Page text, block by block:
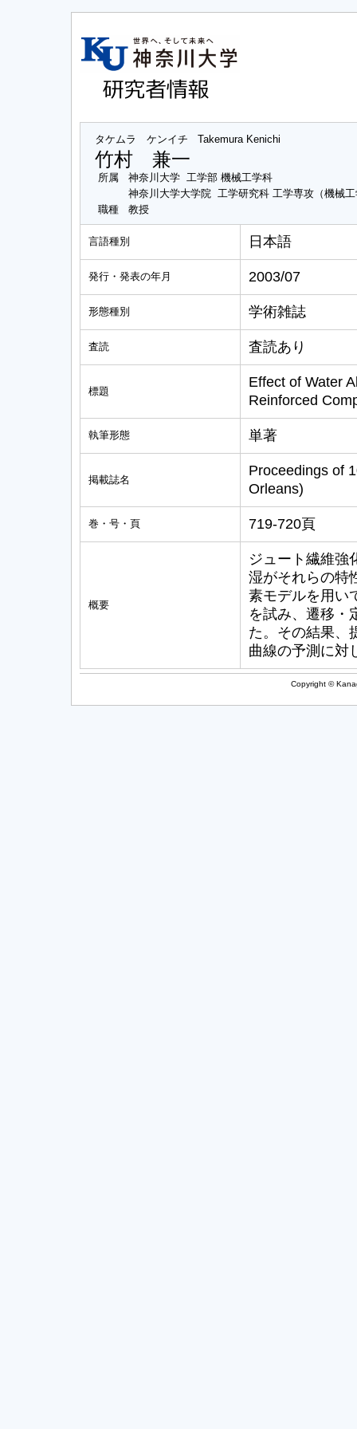
タケムラ ケンイチ Takemura Kenichi
竹村 兼一
所属
神奈川大学 工学部 機械工学科
神奈川大学大学院 工学研究科 工学専攻（機械
職種
教授
言語種別 日本語
発行・発表の年月 2003/07
形態種別 学術雑誌
査読 査読あり
標題
Effect of Water
Reinforced
執筆形態 単著
掲載誌名
Proceedings of
Orleans)
巻・号・頁 719-720頁
概要
ジュート繊維強
湿がそれらの特
素モデルを用い
を試み、遷移・
た。その結果、
曲線の予測に対
Copyright ©